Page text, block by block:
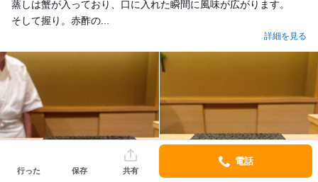
蒸しは蟹が入っており、口に入れた瞬間に風味が広がります。
そして握り。赤酢の...
詳細を見る
行った 保存 共有
電話